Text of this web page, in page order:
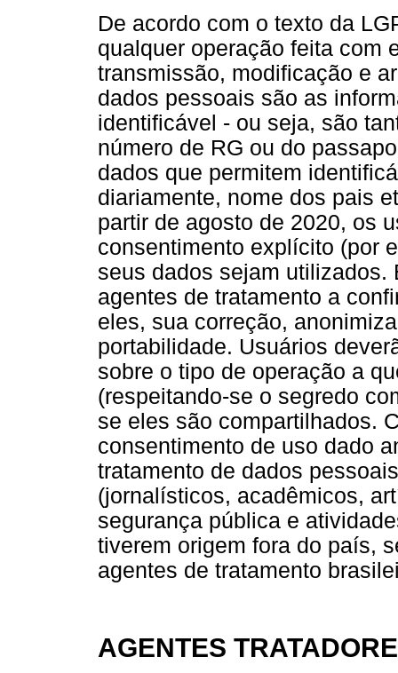
De acordo com o texto da
qualquer operação feita com
transmissão, modificação e
dados pessoais são as
identificável - ou seja, são
número de RG ou do
dados que permitem
diariamente, nome dos pais
partir de agosto de 2020, os
consentimento explícito (por
seus dados sejam utilizados.
agentes de tratamento a
eles, sua correção,
portabilidade. Usuários
sobre o tipo de operação a
(respeitando-se o segredo
se eles são compartilhados.
consentimento de uso dado
tratamento de dados
(jornalísticos, acadêmicos,
segurança pública e
tiverem origem fora do país,
agentes de tratamento
AGENTES